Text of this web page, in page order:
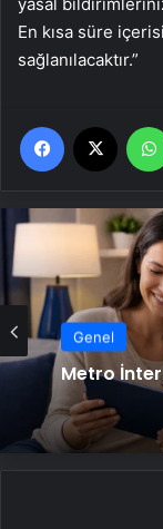
En kısa süre
sağlanılacaktır.”
Facebook
Genel
Metro